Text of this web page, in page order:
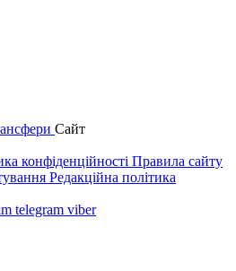
Сайт
конфіденційності Правила сайту
Редакційна політика
telegram viber